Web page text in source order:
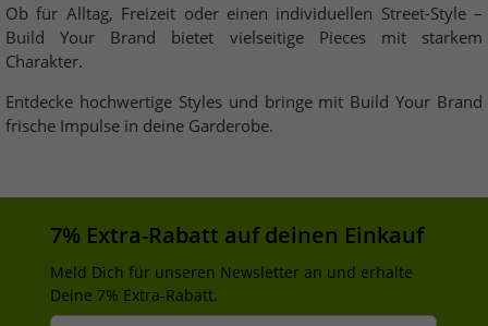
Ob für Alltag, Freizeit oder einen individuellen Street-Style –
Build Your Brand bietet vielseitige Pieces mit starkem
Charakter.
Entdecke hochwertige Styles und bringe mit Build Your Brand
frische Impulse in deine Garderobe.
7% Extra-Rabatt auf deinen Einkauf
Meld Dich für unseren Newsletter an und erhalte
Deine 7% Extra-Rabatt.